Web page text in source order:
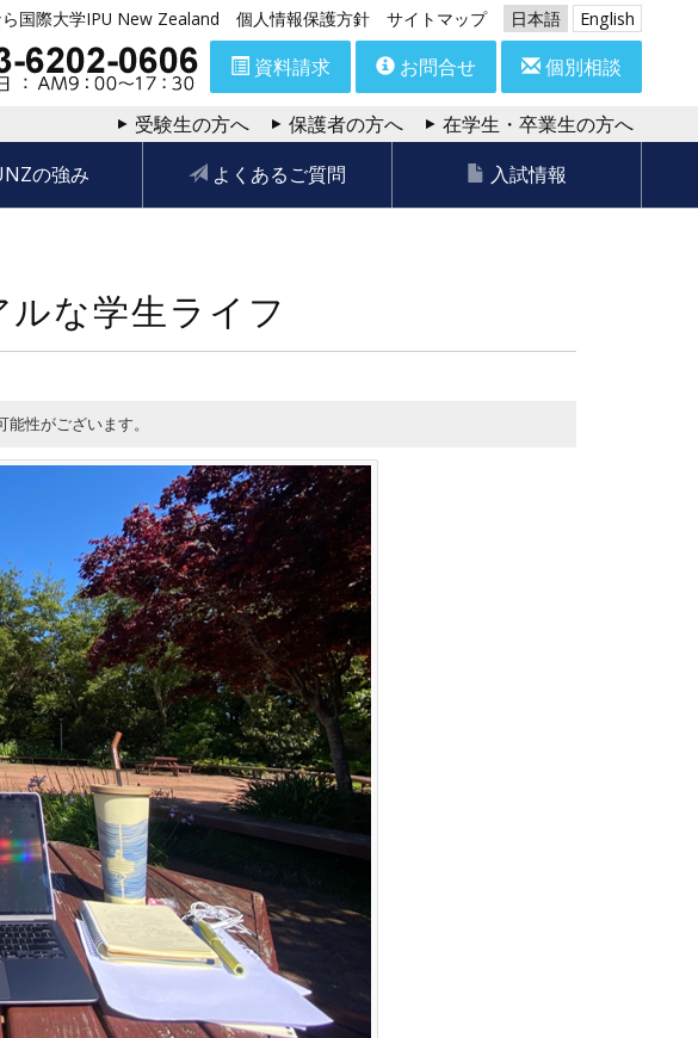
国際大学IPU New Zealand 個人情報保護方針 サイトマップ 日本語 English
資料請求 お問合せ 個別相談
受験生の方へ 保護者の方へ
在学生・卒業生の方へ
の強み よくあるご質問 入試情報
ルな学生ライフ
性がございます。